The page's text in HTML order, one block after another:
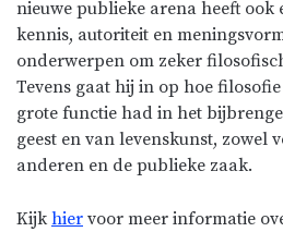
nieuwe publieke arena heeft ook
kennis, autoriteit en
onderwerpen om zeker
Tevens gaat hij in op hoe
grote functie had in het
geest en van levenskunst, zowel
anderen en de publieke zaak.
Kijk hier voor meer informatie